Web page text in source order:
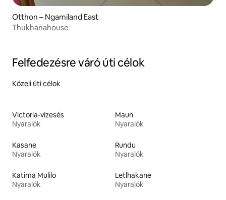
Otthon – Ngamiland East
Thukhanahouse
Felfedezésre váró úti célok
Közeli úti célok
Victoria-vízesés
Nyaralók
Maun
Nyaralók
Kasane
Nyaralók
Rundu
Nyaralók
Katima Mulilo
Nyaralók
Letlhakane
Nyaralók